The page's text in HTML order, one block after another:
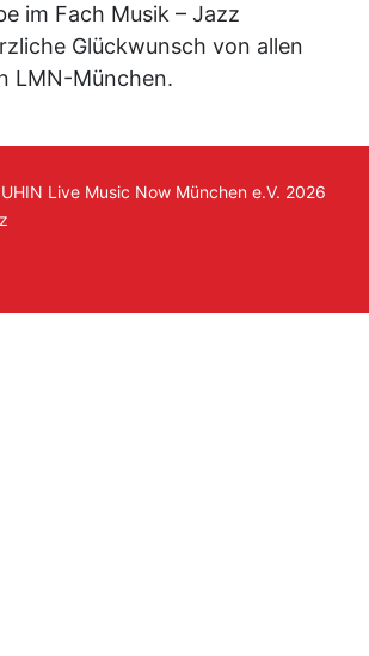
im Fach Musik – Jazz
Glückwunsch von allen
LMN-München.
Live Music Now München e.V. 2026